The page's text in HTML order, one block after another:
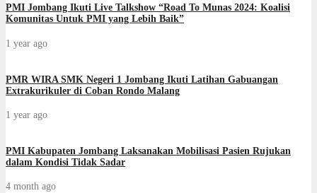
PMI Jombang Ikuti Live Talkshow “Road To Munas 2024: Koalisi
Komunitas Untuk PMI yang Lebih Baik”
1 year ago
PMR WIRA SMK Negeri 1 Jombang Ikuti Latihan Gabuangan
Extrakurikuler di Coban Rondo Malang
1 year ago
PMI Kabupaten Jombang Laksanakan Mobilisasi Pasien Rujukan
dalam Kondisi Tidak Sadar
4 month ago